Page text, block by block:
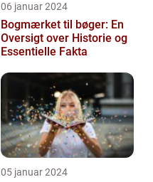
06 januar 2024
Bogmærket til bøger: En
Oversigt over Historie og
Essentielle Fakta
05 januar 2024